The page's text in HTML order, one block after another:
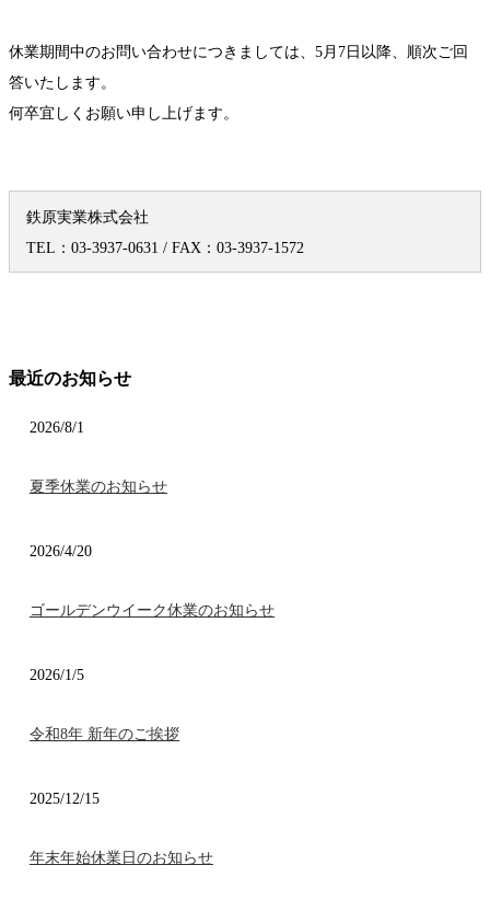
休業期間中のお問い合わせにつきましては、5月7日以降、順次ご回
答いたします。
何卒宜しくお願い申し上げます。
鉄原実業株式会社
TEL：03-3937-0631 / FAX：03-3937-1572
最近のお知らせ
2026/8/1
夏季休業のお知らせ
2026/4/20
ゴールデンウイーク休業のお知らせ
2026/1/5
令和8年 新年のご挨拶
2025/12/15
年末年始休業日のお知らせ